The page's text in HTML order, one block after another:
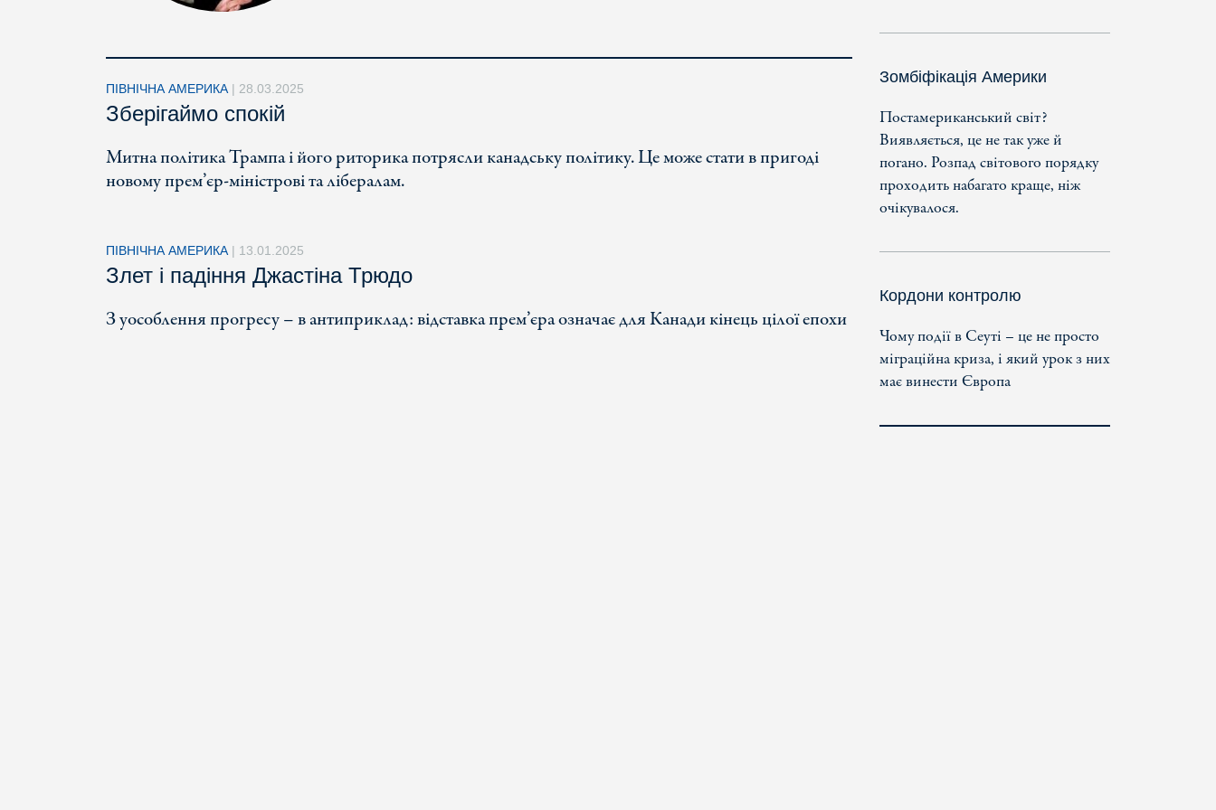
ПІВНІЧНА АМЕРИКА | 28.03.2025
Зберігаймо спокій
Митна політика Трампа і його риторика потрясли канадську політику. Це може стати в пригоді
новому прем’єр-міністрові та лібералам.
ПІВНІЧНА АМЕРИКА | 13.01.2025
Злет і падіння Джастіна Трюдо
З уособлення прогресу – в антиприклад: відставка прем’єра означає для Канади кінець цілої епохи
Зомбіфікація Америки
Постамериканський світ?
Виявляється, це не так уже й
погано. Розпад світового порядку
проходить набагато краще, ніж
очікувалося.
Кордони контролю
Чому події в Сеуті – це не просто
міграційна криза, і який урок з них
має винести Європа